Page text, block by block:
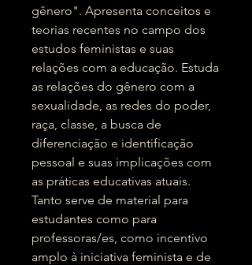
gênero". Apresenta conceitos e
teorias recentes no campo dos
estudos feministas e suas
relações com a educação. Estuda
as relações do gênero com a
sexualidade, as redes do poder,
raça, classe, a busca de
diferenciação e identificação
pessoal e suas implicações com
as práticas educativas atuais.
Tanto serve de material para
estudantes como para
professoras/es, como incentivo
amplo à iniciativa feminista e de